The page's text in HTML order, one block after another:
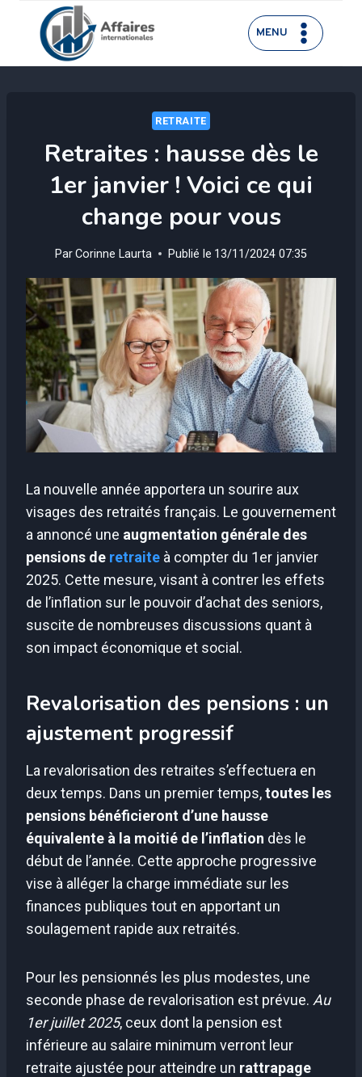
contenu
MENU
RETRAITE
Retraites : hausse dès le
1er janvier ! Voici ce qui
change pour vous
ParCorinne Laurta Publié le 13/11/2024 07:35
La nouvelle année apportera un sourire aux
visages des retraités français. Le gouvernement
a annoncé une augmentation générale des
pensions de retraite à compter du 1er janvier
2025. Cette mesure, visant à contrer les effets
de l’inflation sur le pouvoir d’achat des seniors,
suscite de nombreuses discussions quant à
son impact économique et social.
Revalorisation des pensions : un
ajustement progressif
La revalorisation des retraites s’effectuera en
deux temps. Dans un premier temps,toutes les
pensions bénéficieront d’une hausse
équivalente à la moitié de l’inflation dès le
début de l’année. Cette approche progressive
vise à alléger la charge immédiate sur les
finances publiques tout en apportant un
soulagement rapide aux retraités.
Pour les pensionnés les plus modestes, une
seconde phase de revalorisation est prévue. Au
1er juillet 2025, ceux dont la pension est
inférieure au salaire minimum verront leur
retraite ajustée pour atteindre un rattrapage